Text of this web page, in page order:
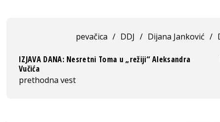
pevačica / DDJ / Dijana Janković /
IZJAVA DANA: Nesretni Toma u „režiji“ Aleksandra
Vučića
prethodna vest